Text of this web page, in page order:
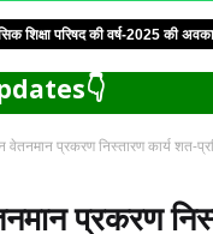
शिक्षा परिषद की वर्ष-2025 की
प्रकरण निस्तारण कार्य शत-
प्रकरण